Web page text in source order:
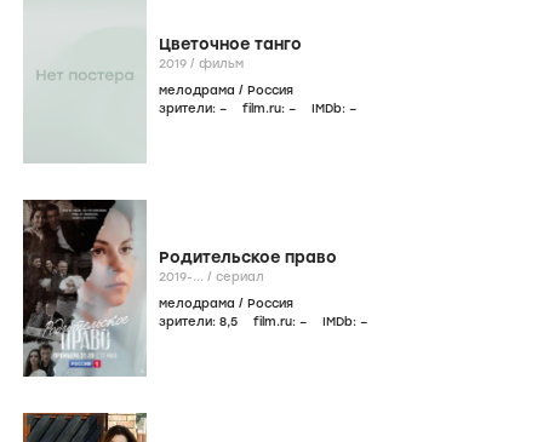
Цветочное танго
2019 / фильм
мелодрама / Россия
зрители: – film.ru: – IMDb: –
Родительское право
2019-... / сериал
мелодрама / Россия
зрители: 8,5 film.ru: – IMDb: –